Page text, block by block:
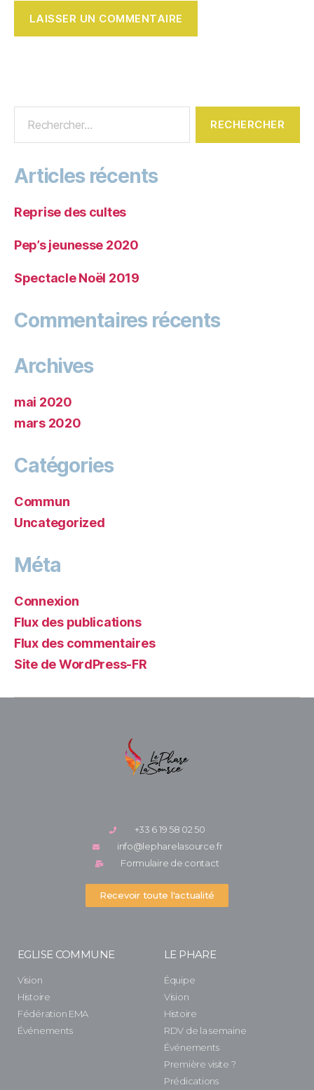
Articles récents
Reprise des cultes
Pep’s jeunesse 2020
Spectacle Noël 2019
Commentaires récents
Archives
mai 2020
mars 2020
Catégories
Commun
Uncategorized
Méta
Connexion
Flux des publications
Flux des commentaires
Site de WordPress-FR
+33 6 19 58 02 50
info@lepharelasource.fr
Formulaire de contact
Recevoir toute l'actualité
EGLISE COMMUNE
Vision
Histoire
Fédération EMA
Événements
LE PHARE
Équipe
Vision
Histoire
RDV de la semaine
Événements
Première visite ?
Prédications